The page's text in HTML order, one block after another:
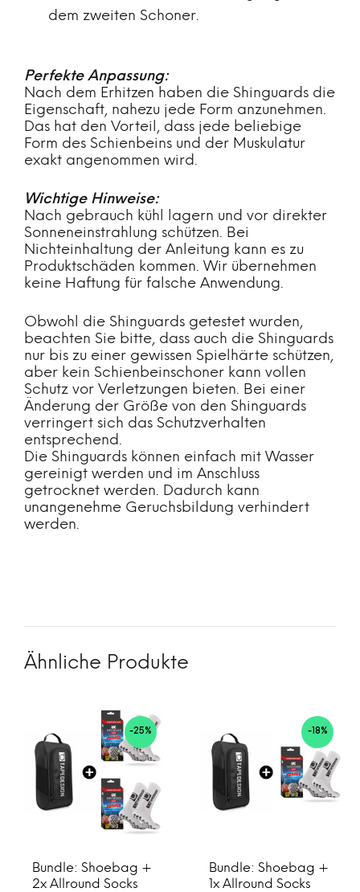
dem zweiten Schoner.
Perfekte Anpassung:
Nach dem Erhitzen haben die Shinguards die
Eigenschaft, nahezu jede Form anzunehmen.
Das hat den Vorteil, dass jede beliebige
Form des Schienbeins und der Muskulatur
exakt angenommen wird.
Wichtige Hinweise:
Nach gebrauch kühl lagern und vor direkter
Sonneneinstrahlung schützen. Bei
Nichteinhaltung der Anleitung kann es zu
Produktschäden kommen. Wir übernehmen
keine Haftung für falsche Anwendung.
Obwohl die Shinguards getestet wurden,
beachten Sie bitte, dass auch die Shinguards
nur bis zu einer gewissen Spielhärte schützen,
aber kein Schienbeinschoner kann vollen
Schutz vor Verletzungen bieten. Bei einer
Änderung der Größe von den Shinguards
verringert sich das Schutzverhalten
entsprechend.
Die Shinguards können einfach mit Wasser
gereinigt werden und im Anschluss
getrocknet werden. Dadurch kann
unangenehme Geruchsbildung verhindert
werden.
Ähnliche Produkte
-25%
Bundle: Shoebag +
2x Allround Socks
-18%
Bundle: Shoebag +
1x Allround Socks